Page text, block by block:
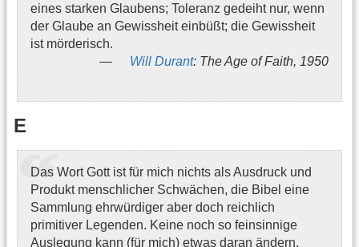
eines starken Glaubens; Toleranz gedeiht nur, wenn
der Glaube an Gewissheit einbüßt; die Gewissheit
ist mörderisch.
Will Durant: The Age of Faith, 1950
E
Das Wort Gott ist für mich nichts als Ausdruck und
Produkt menschlicher Schwächen, die Bibel eine
Sammlung ehrwürdiger aber doch reichlich
primitiver Legenden. Keine noch so feinsinnige
Auslegung kann (für mich) etwas daran ändern.